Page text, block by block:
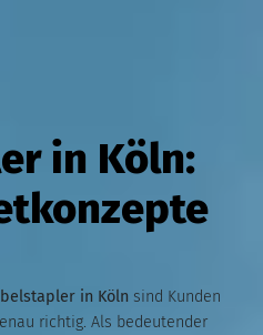
in Köln:
in Köln sind Kunden
richtig. Als bedeutender